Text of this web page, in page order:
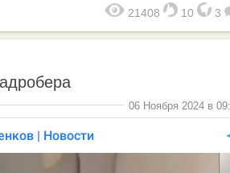
21408 10 3
06 Ноября 2024 в